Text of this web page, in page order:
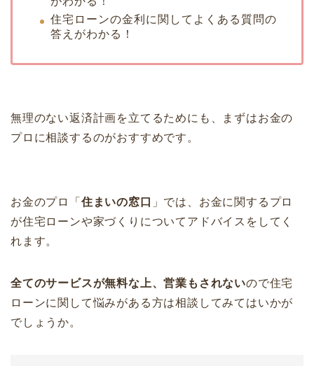
住宅ローンの金利に関してよくある質問の
答えがわかる！
無理のない返済計画を立てるためにも、まずはお金の
プロに相談するのがおすすめです。
お金のプロ「 住まいの窓口 」では、お金に関するプロ
が住宅ローンや家づくりについてアドバイスをしてく
れます。
全てのサービスが無料な上、営業もされないので住宅
ローンに関して悩みがある方は相談してみてはいかが
でしょうか。